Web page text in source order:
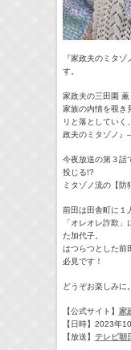
『家政夫のミタ
す。
家政夫の三田園 薫
家族の内情を覗き
リと落としていく
政夫のミタゾノ』
今夜放送の第３話
投じる!?
ミタゾノ流の【防
前田は田舎町に１
「オレオレ詐欺
た加代子。
はつらつとした前
必見です！
どうぞお楽しみに。
【公式サイト】 家
【日時】2023年
【放送】 テレビ朝